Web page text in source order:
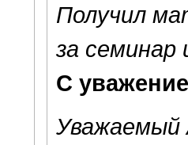
Получил
за
С
Уважаемый